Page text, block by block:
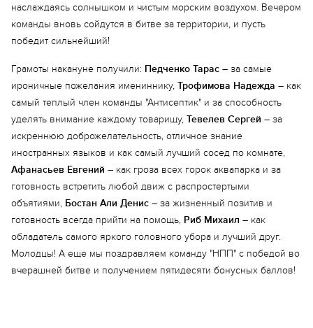
Еще 8 фото
наслаждаясь солнышком и чистым морским воздухом. Вечером
команды вновь сойдутся в битве за территории, и пусть
победит сильнейший!
Грамоты накануне получили: Педченко Тарас – за самые
ироничные пожелания имениннику, Трофимова Надежда – как
самый теплый член команды "Антисептик" и за способность
уделять внимание каждому товарищу, Тевелев Сергей – за
искреннюю доброжелательность, отличное знание
иностранных языков и как самый лучший сосед по комнате,
Афанасьев Евгений – как гроза всех горок аквапарка и за
готовность встретить любой движ с распростертыми
объятиями, Бостан Али Денис – за жизненный позитив и
готовность всегда прийти на помощь, Риб Михаил – как
обладатель самого яркого головного убора и лучший друг.
Молодцы! А еще мы поздравляем команду "НПП" с победой во
вчерашней битве и получением пятидесяти бонусных баллов!